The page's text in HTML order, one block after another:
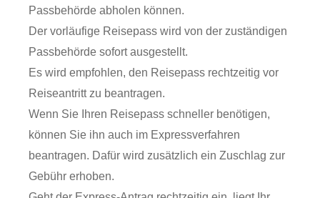
Passbehörde abholen können.
Der vorläufige Reisepass wird von der zuständigen
Passbehörde sofort ausgestellt.
Es wird empfohlen, den Reisepass rechtzeitig vor
Reiseantritt zu beantragen.
Wenn Sie Ihren Reisepass schneller benötigen,
können Sie ihn auch im Expressverfahren
beantragen. Dafür wird zusätzlich ein Zuschlag zur
Gebühr erhoben.